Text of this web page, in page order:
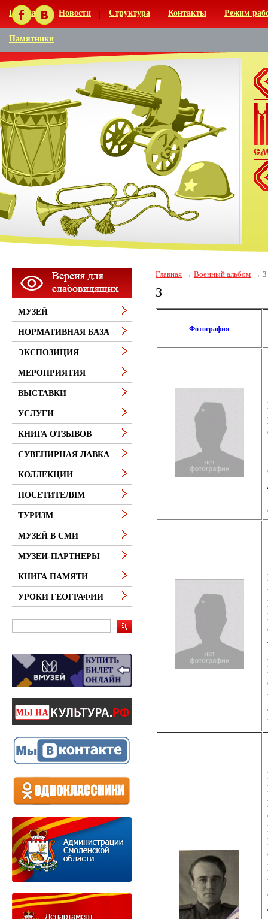
Главная Новости Структура Контакты Режим
Памятники
Главная Военный альбом З
З
Фотография
МУЗЕЙ
НОРМАТИВНАЯ БАЗА
ЭКСПОЗИЦИЯ
МЕРОПРИЯТИЯ
ВЫСТАВКИ
УСЛУГИ
КНИГА ОТЗЫВОВ
СУВЕНИРНАЯ ЛАВКА
КОЛЛЕКЦИИ
ПОСЕТИТЕЛЯМ
ТУРИЗМ
МУЗЕЙ В СМИ
МУЗЕИ-ПАРТНЕРЫ
КНИГА ПАМЯТИ
УРОКИ ГЕОГРАФИИ